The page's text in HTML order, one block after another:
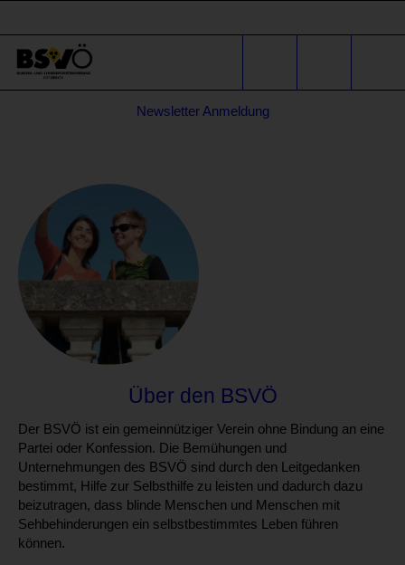
Stichwortsuche
Newsletter Anmeldung
Über den BSVÖ
Der BSVÖ ist ein gemeinnütziger Verein ohne Bindung an eine
Partei oder Konfession. Die Bemühungen und
Unternehmungen des BSVÖ sind durch den Leitgedanken
bestimmt, Hilfe zur Selbsthilfe zu leisten und dadurch dazu
beizutragen, dass blinde Menschen und Menschen mit
Sehbehinderungen ein selbstbestimmtes Leben führen
können.